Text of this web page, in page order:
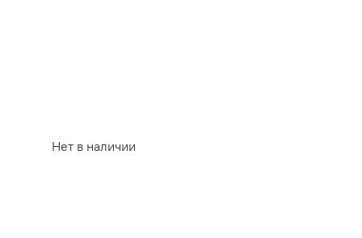
Нет в наличии